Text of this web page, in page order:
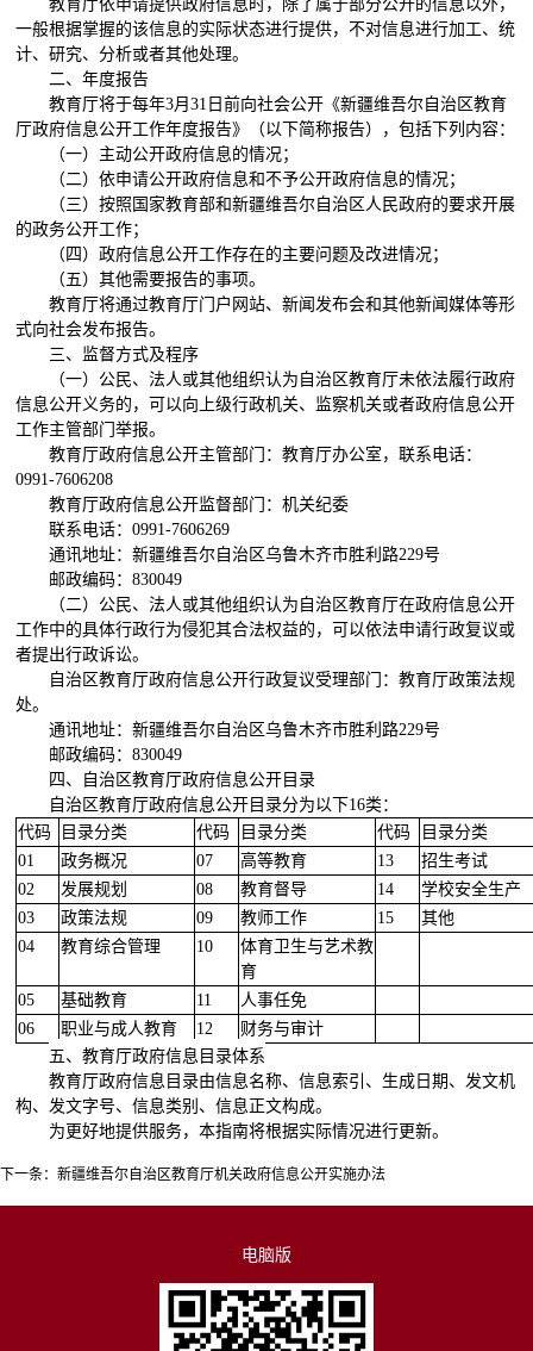
教育厅依申请提供政府信息时，除了属于部分公开的信息以外，
一般根据掌握的该信息的实际状态进行提供，不对信息进行加工、统
计、研究、分析或者其他处理。
二、年度报告
教育厅将于每年3月31 日前向社会公开《新疆维吾尔自治区教育
厅政府信息公开工作年度报告》（以下简称报告），包括下列内容：
（一）主动公开政府信息的情况；
（二）依申请公开政府信息和不予公开政府信息的情况；
（三）按照国家教育部和新疆维吾尔自治区人民政府的要求开展
的政务公开工作；
（四）政府信息公开工作存在的主要问题及改进情况；
（五）其他需要报告的事项。
教育厅将通过教育厅门户网站、新闻发布会和其他新闻媒体等形
式向社会发布报告。
三、监督方式及程序
（一）公民、法人或其他组织认为自治区教育厅未依法履行政府
信息公开义务的，可以向上级行政机关、监察机关或者政府信息公开
工作主管部门举报。
教育厅政府信息公开主管部门：教育厅办公室，联系电话：
0991-7606208
教育厅政府信息公开监督部门：机关纪委
联系电话：0991-7606269
通讯地址：新疆维吾尔自治区乌鲁木齐市胜利路229号
邮政编码：830049
（二）公民、法人或其他组织认为自治区教育厅在政府信息公开
工作中的具体行政行为侵犯其合法权益的，可以依法申请行政复议或
者提出行政诉讼。
自治区教育厅政府信息公开行政复议受理部门：教育厅政策法规
处。
通讯地址：新疆维吾尔自治区乌鲁木齐市胜利路229号
邮政编码：830049
四、自治区教育厅政府信息公开目录
自治区教育厅政府信息公开目录分为以下16类：
代码
目录分类 代码 目录分类 代码
目录分类
01
政务概况 07 高等教育 13
招生考试
02
发展规划 08 教育督导 14
学校安全生产
03
政策法规 09 教师工作 15
其他
04
教育综合管理 10
体育卫生与艺术教
育
05
基础教育 11
人事任免
06
职业与成人教育 12
财务与审计
五、教育厅政府信息目录体系
教育厅政府信息目录由信息名称、信息索引、生成日期、发文机
构、发文字号、信息类别、信息正文构成。
为更好地提供服务，本指南将根据实际情况进行更新。
下一条： 新疆维吾尔自治区教育厅机关政府信息公开实施办法
电脑版